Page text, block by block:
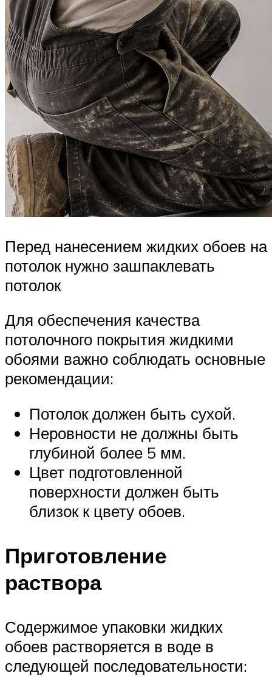
Перед нанесением жидких обоев на
потолок нужно зашпаклевать
потолок
Для обеспечения качества
потолочного покрытия жидкими
обоями важно соблюдать основные
рекомендации:
Потолок должен быть сухой.
Неровности не должны быть
глубиной более 5 мм.
Цвет подготовленной
поверхности должен быть
близок к цвету обоев.
Приготовление
раствора
Содержимое упаковки жидких
обоев растворяется в воде в
следующей последовательности: